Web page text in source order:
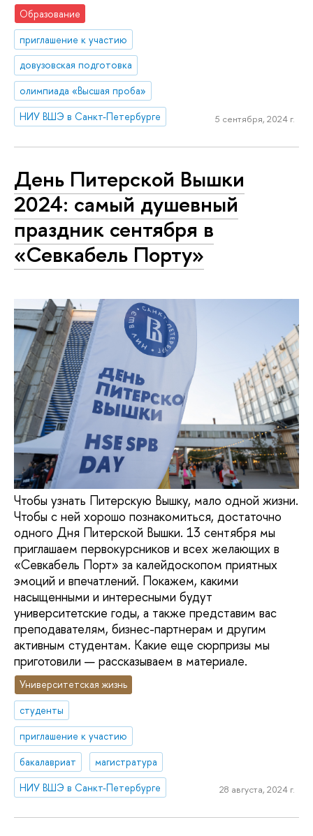
Образование
приглашение к участию
довузовская подготовка
олимпиада «Высшая проба»
НИУ ВШЭ в Санкт-Петербурге
5 сентября, 2024 г.
День Питерской Вышки
2024: самый душевный
праздник сентября в
«Севкабель Порту»
Чтобы узнать Питерскую Вышку, мало одной жизни.
Чтобы с ней хорошо познакомиться, достаточно
одного Дня Питерской Вышки. 13 сентября мы
приглашаем первокурсников и всех желающих в
«Севкабель Порт» за калейдоскопом приятных
эмоций и впечатлений. Покажем, какими
насыщенными и интересными будут
университетские годы, а также представим вас
преподавателям, бизнес-партнерам и другим
активным студентам. Какие еще сюрпризы мы
приготовили — рассказываем в материале.
Университетская жизнь
студенты
приглашение к участию
бакалавриат
магистратура
НИУ ВШЭ в Санкт-Петербурге
28 августа, 2024 г.